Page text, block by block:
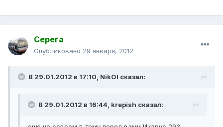
Серега
Опубликовано 29 января, 2012
В 29.01.2012 в 17:10, NikOl сказал:
В 29.01.2012 в 16:44, krepish сказал: